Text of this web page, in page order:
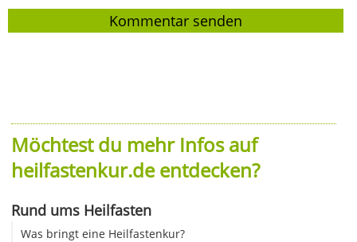
Möchtest du mehr Infos auf
heilfastenkur.de entdecken?
Rund ums Heilfasten
Was bringt eine Heilfastenkur?